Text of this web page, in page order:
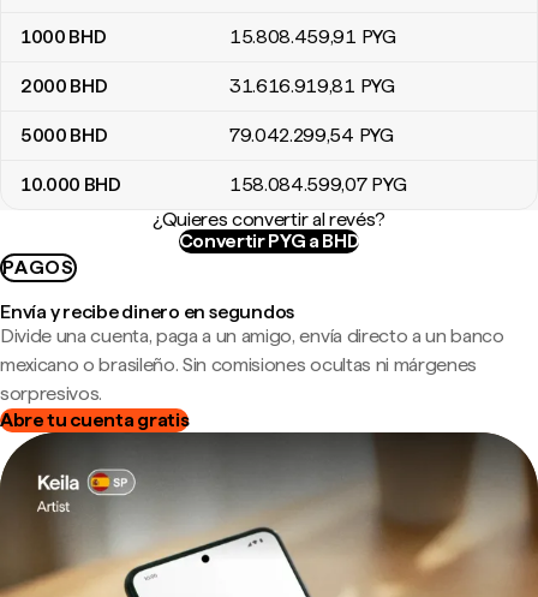
1000 BHD 15.808.459,91 PYG
2000 BHD 31.616.919,81 PYG
5000 BHD 79.042.299,54 PYG
10.000 BHD 158.084.599,07 PYG
¿Quieres convertir al revés?
Convertir PYG a BHD
PAGOS
Envía y recibe dinero en segundos
Divide una cuenta, paga a un amigo, envía directo a un banco
mexicano o brasileño. Sin comisiones ocultas ni márgenes
sorpresivos.
Abre tu cuenta gratis